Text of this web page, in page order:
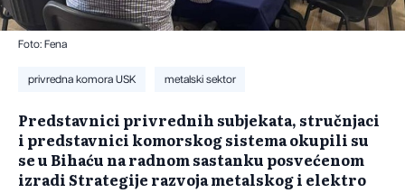
Foto: Fena
privredna komora USK metalski sektor
Predstavnici privrednih subjekata, stručnjaci
i predstavnici komorskog sistema okupili su
se u Bihaću na radnom sastanku posvećenom
izradi Strategije razvoja metalskog i elektro